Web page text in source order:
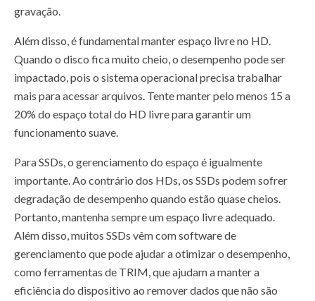
gravação.
Além disso, é fundamental manter espaço livre no HD.
Quando o disco fica muito cheio, o desempenho pode ser
impactado, pois o sistema operacional precisa trabalhar
mais para acessar arquivos. Tente manter pelo menos 15 a
20% do espaço total do HD livre para garantir um
funcionamento suave.
Para SSDs, o gerenciamento do espaço é igualmente
importante. Ao contrário dos HDs, os SSDs podem sofrer
degradação de desempenho quando estão quase cheios.
Portanto, mantenha sempre um espaço livre adequado.
Além disso, muitos SSDs vêm com software de
gerenciamento que pode ajudar a otimizar o desempenho,
como ferramentas de TRIM, que ajudam a manter a
eficiência do dispositivo ao remover dados que não são